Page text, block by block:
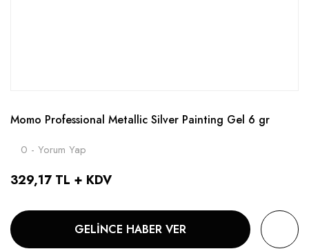
Momo Professional Metallic Silver Painting Gel 6 gr
0 - Yorum Yap
329,17 TL + KDV
GELİNCE HABER VER